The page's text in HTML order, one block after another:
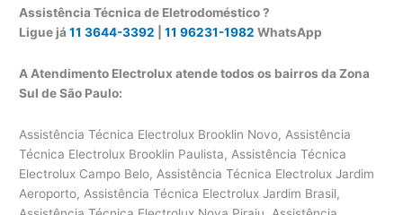
Assistência Técnica de Eletrodoméstico ?
Ligue já11 3644-3392 |11 96231-1982 WhatsApp
A Atendimento Electrolux atende todos os bairros da Zona
Sul de São Paulo:
Assistência Técnica Electrolux Brooklin Novo, Assistência Técnica Electrolux Brooklin Paulista, Assistência Técnica Electrolux Campo Belo, Assistência Técnica Electrolux Jardim Aeroporto, Assistência Técnica Electrolux Jardim Brasil, Assistência Técnica Electrolux Nova Piraju, Assistência Técnica Electrolux Vila Alexandria, Assistência Técnica Electrolux Vila Carmem, Assistência Técnica Electrolux Vila Congonhas, Assistência Técnica Electrolux Vila Noca, Assistência Técnica Electrolux Bororé, Assistência Técnica Electrolux Cantinho do Céu, Assistência Técnica Electrolux Chácara Cocaia, Assistência Técnica Electrolux Chácara das Corujas, Assistência Técnica Electrolux Chácara do Sol, Assistência Técnica Electrolux Chácara Gaivotas, Assistência Técnica Electrolux Chácara Lagoinha, Assistência Técnica Electrolux Chácara Santo Amaro, Assistência Técnica Electrolux Cidade Luz, Assistência Técnica Electrolux Cipó do Meio, Assistência Técnica Electrolux Colônia, Assistência Técnica Electrolux Grajaú, Assistência Técnica Electrolux Jardim Almeida Prado, Assistência Técnica Electrolux Jardim Alvorada, Assistência Técnica Electrolux Jardim Arco-íris, Assistência Técnica Electrolux Jardim Belcito, Assistência Técnica Electrolux Jardim Borba Gato, Assistência Técnica Electrolux Jardim Campinas, Assistência Técnica Electrolux Jardim Castro Alves, Assistência Técnica Electrolux Jardim das Pedras, Assistência Técnica Electrolux Jardim dos Manacás, Assistência Técnica Electrolux Jardim Edda, Assistência Técnica Electrolux Jardim Edi, Assistência Técnica Electrolux Jardim Eliana, Assistência Técnica Electrolux Jardim Ellus, Assistência Técnica Electrolux Jardim Icaraí, Assistência Técnica Electrolux Jardim Itajaí, Assistência Técnica Electrolux Jardim Itatiáia, Assistência Técnica Electrolux Jardim Jaú, Assistência Técnica Electrolux Jardim Labitary, Assistência Técnica Electrolux Jardim Lucélia, Assistência Técnica Electrolux Jardim Marilda, Assistência Técnica Electrolux Jardim Marisa, Assistência Técnica Electrolux Jardim Mirna, Assistência Técnica Electrolux Jardim Monte Alegre, Assistência Técnica Electrolux Jardim Myrna, Assistência Técnica Electrolux Jardim Myrna II, Assistência Técnica Electrolux Jardim Noronha, Assistência Técnica Electrolux Jardim Nossa Senhora Aparecida, Assistência Técnica Electrolux Jardim Nova Tereza, Assistência Técnica Electrolux Jardim Novo Horizonte, Assistência Técnica Electrolux Jardim Novo Jaú, Assistência Técnica Electrolux Jardim Novo Lar, Assistência Técnica Electrolux Jardim Orbam, Assistência Técnica Electrolux Jardim Planalto, Assistência Técnica Electrolux Jardim Recanto do Sol, Assistência Técnica Electrolux Jardim Reimberg, Assistência Técnica Electrolux Jardim Sabiá, Assistência Técnica Electrolux Jardim Sabiá II, Assistência Técnica Electrolux Jardim Salinas, Assistência Técnica Electrolux Jardim Samara, Assistência Técnica Electrolux Jardim Samas, Assistência Técnica Electrolux Jardim Santa Bárbara, Assistência Técnica Electrolux Jardim Santa Fé, Assistência Técnica Electrolux Jardim Santa Francisca, Assistência Técnica Electrolux Jardim Santa Francisca Cabrini, Assistência Técnica Electrolux Jardim Santa Tereza, Assistência Técnica Electrolux Jardim São Bernardo, Assistência Técnica Electrolux Jardim São Judas Tadeu, Assistência Técnica Electrolux Jardim São Pedro, Assistência Técnica Electrolux Jardim São Remo, Assistência Técnica Electrolux Jardim Shangrilá, Assistência Técnica Electrolux Jardim Sipramar, Assistência Técnica Electrolux Jardim Tanay, Assistência Técnica Electrolux Jardim Três Corações, Assistência Técnica Electrolux Jardim Varginha, Assistência Técnica Electrolux Jardim Zilda, Assistência Técnica Electrolux Parada Cinquenta e Sete, Assistência Técnica Electrolux Parque América, Assistência Técnica Electrolux Parque Brasil, Assistência Técnica Electrolux Parque Cocaia, Assistência Técnica Electrolux Parque Deizy, Assistência Técnica Electrolux Parque Grajaú, Assistência Técnica Electrolux Parque Manacá, Assistência Técnica Electrolux Parque Novo Grajaú, Assistência Técnica Electrolux Parque Planalto, Assistência Técnica Electrolux Parque Residencial Cocaia, Assistência Técnica Electrolux Parque Residencial dos Lagos, Assistência Técnica Electrolux Parque São José, Assistência Técnica Electrolux Parque São Miguel, Assistência Técnica Electrolux Parque São Paulo, Assistência Técnica Electrolux Parque Shangrilá, Assistência Técnica Electrolux Recanto Marisa, Assistência Técnica Electrolux Residencial Palmares, Assistência Técnica Electrolux Sítio Cocaia, Assistência Técnica Electrolux Toca do Tatu, Assistência Técnica Electrolux Vila Brasília, Assistência Técnica Electrolux Vila Morais Prado, Assistência Técnica Electrolux Vila Narciso, Assistência Técnica Electrolux Vila Nascente, Assistência Técnica Electrolux Vila Natal, Assistência Técnica Electrolux Ibirapuera, Assistência Técnica Electrolux Indianópolis, Assistência Técnica Electrolux Jardim Luzitânia, Assistência Técnica Electrolux Jardim Novo Mundo, Assistência Técnica Electrolux Moema, Assistência Técnica Electrolux Parque Ibirapuera, Assistência Técnica Electrolux Vila Nova Conceição, Assistência Técnica Electrolux Vila Uberabinha, Assistência Técnica Electrolux Jardim Aurélia, Assistência Técnica Electrolux Jardim da Glória, Assistência Técnica Electrolux Jardim Glória, Assistência Técnica Electrolux Jardim Vila Mariana, Assistência Técnica Electrolux Paraíso, Assistência Técnica Electrolux Vila Clementino, Assistência Técnica Electrolux Vila Mariana, Assistência Técnica Electrolux Campininha, Assistência Técnica Electrolux Campo Grande, Assistência Técnica Electrolux Conjunto Residencial Sabará, Assistência Técnica Electrolux Jardim Alva, Assistência Técnica Electrolux Jardim Anhanguera, Assistência Técnica Electrolux Jardim Bélgica, Assistência Técnica Electrolux Jardim Campo Grande, Assistência Técnica Electrolux Jardim Consórcio, Assistência Técnica Electrolux Jardim da Campina, Assistência Técnica Electrolux Jardim Diomar, Assistência Técnica Electrolux Jardim do Carmo, Assistência Técnica Electrolux Jardim dos Prados, Assistência Técnica Electrolux Jardim Ernestina, Assistência Técnica Electrolux Jardim Jua, Assistência Técnica Electrolux Jardim Luanda, Assistência Técnica Electrolux Jardim Marajoara, Assistência Técnica Electrolux Jardim Palmares, Assistência Técnica Electrolux Jardim Sabará, Assistência Técnica Electrolux Jardim Santa Cruz, Assistência Técnica Electrolux Jardim Taquaral, Assistência Técnica Electrolux Jardim Ubirajara, Assistência Técnica Electrolux Jardim Umuarama, Assistência Técnica Electrolux Jurubatuba, Assistência Técnica Electrolux Parque Residencial Júlia, Assistência Técnica Electrolux Usina Piratininga, Assistência Técnica Electrolux Vila Águeda, Assistência Técnica Electrolux Vila Almeida, Assistência Técnica Electrolux Vila Anhanguera, Assistência Técnica Electrolux Vila Arriete, Assistência Técnica Electrolux Vila Baby, Assistência Técnica Electrolux Vila Campo Grande, Assistência Técnica Electrolux Vila do Castelo, Assistência Técnica Electrolux Vila Emir, Assistência Técnica Electrolux Vila Gea, Assistência Técnica Electrolux Vila Isa, Assistência Técnica Electrolux Vila Santana, Assistência Técnica Electrolux Vila São Pedro, Assistência Técnica Electrolux Vila Sofia, Assistência Técnica Electrolux Chácara Pirajussara, Assistência Técnica Electrolux Horto do Ipê, Assistência Técnica Electrolux Jardim Ana Maria, Assistência Técnica Electrolux Jardim Bom Refúgio, Assistência Técnica Electrolux Jardim Campo Limpo, Assistência Técnica Electrolux Jardim Catanduva, Assistência Técnica Electrolux Jardim Elisa, Assistência Técnica Electrolux Jardim Elizabeth, Assistência Técnica Electrolux Jardim Faria Lima, Assistência Técnica Electrolux Jardim Helga, Assistência Técnica Electrolux Jardim Ingá, Assistência Técnica Electrolux Jardim Iracema, Assistência Técnica Electrolux Jardim Itamaraty, Assistência Técnica Electrolux Jardim Jamaica, Assistência Técnica Electrolux Jardim Laranjal, Assistência Técnica Electrolux Jardim Leme, Assistência Técnica Electrolux Jardim Leônidas Moreira, Assistência Técnica Electrolux Jardim Marcelo, Assistência Técnica Electrolux Jardim Maria Duarte, Assistência Técnica Electrolux Jardim Maria Sampaio, Assistência Técnica Electrolux Jardim Maria Virgínia, Assistência Técnica Electrolux Jardim Martinica, Assistência Técnica Electrolux Jardim Mitsutani, Assistência Técnica Electrolux Jardim Nadir, Assistência Técnica Electrolux Jardim Olinda, Assistência Técnica Electrolux Jardim Paris, Assistência Técnica Electrolux Jardim Piracuama, Assistência Técnica Electrolux Jardim Pirajussara, Assistência Técnica Electrolux Jardim Prestes Maia, Assistência Técnica Electrolux Jardim São Januário, Assistência Técnica Electrolux Jardim São Mateus, Assistência Técnica Electrolux Jardim São Roque, Assistência Técnica Electrolux Jardim Umarizal, Assistência Técnica Electrolux Jardim Umuarama, Assistência Técnica Electrolux Parque Arariba, Assistência Técnica Electrolux Parque Esmeralda, Assistência Técnica Electrolux Parque Flamengo, Assistência Técnica Electrolux Parque Jardim Mirassol, Assistência Técnica Electrolux Parque Munhoz, Assistência Técnica Electrolux Parque Rebouças, Assistência Técnica Electrolux Parque Regina, Assistência Técnica Electrolux Pirajussara, Assistência Técnica Electrolux Residencial Morumbi, Assistência Técnica Electrolux Umarizal, Assistência Técnica Electrolux Vila Alteza, Assistência Técnica Electrolux Vila América, Assistência Técnica Electrolux Vila Anália, Assistência Técnica Electrolux Vila Brasil, Assistência Técnica Electrolux Vila Carioca, Assistência Técnica Electrolux Vila França, Assistência Técnica Electrolux Vila Nova Pirajussara, Assistência Técnica Electrolux Vila Pirajussara, Assistência Técnica Electrolux Vila Rica, Assistência Técnica Electrolux Capão Redondo, Assistência Técnica Electrolux Capelinha, Assistênci